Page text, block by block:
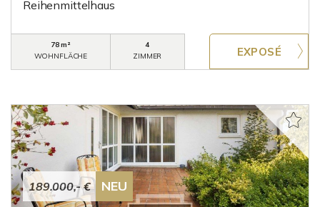
Reihenmittelhaus
78 m²
WOHNFLÄCHE
4
ZIMMER
189.000,- € NEU